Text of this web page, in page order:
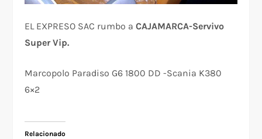
EL EXPRESO SAC rumbo aCAJAMARCA-Servivo
Super Vip.
Marcopolo Paradiso G6 1800 DD -Scania K380
6×2
Relacionado